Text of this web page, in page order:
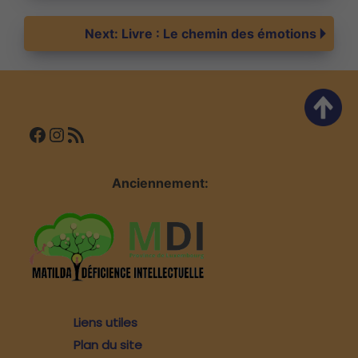
de
l’article
Next: Livre : Le chemin des émotions
Facebook InstagramFlux RSS
Anciennement:
Liens utiles
Plan du site